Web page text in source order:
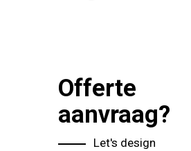
Offerte
aanvraag?
Let's design